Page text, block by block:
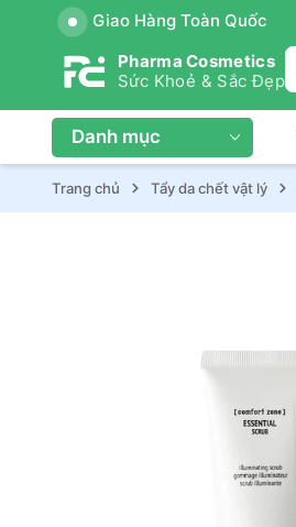
Giao Hàng Toàn Quốc
Pharma Cosmetics
Sức Khoẻ & Sắc Đẹp
Danh mục
Trang chủ Tẩy da chết vật lý